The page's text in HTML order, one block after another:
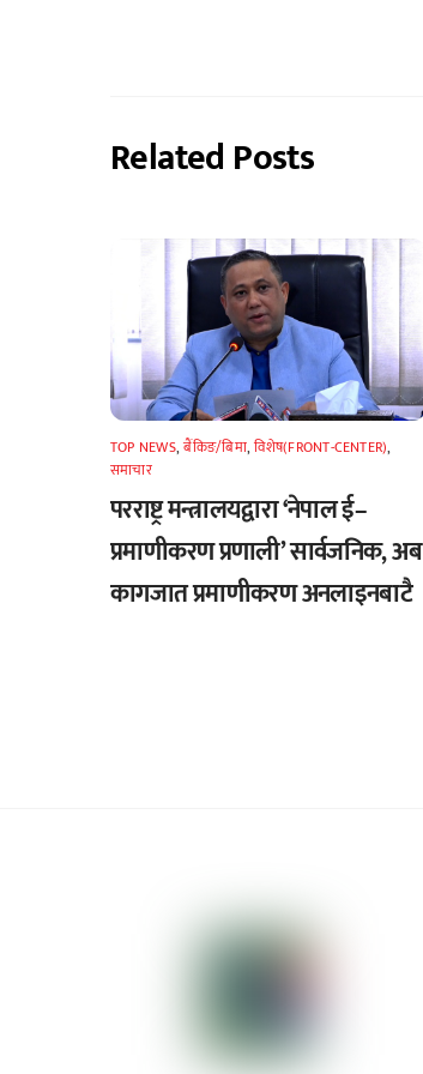
Related Posts
TOP NEWS,बैंकिङ/बिमा,विशेष(FRONT-CENTER),
समाचार
परराष्ट्र मन्त्रालयद्वारा ‘नेपाल ई–
प्रमाणीकरण प्रणाली’ सार्वजनिक, अब
कागजात प्रमाणीकरण अनलाइनबाटै